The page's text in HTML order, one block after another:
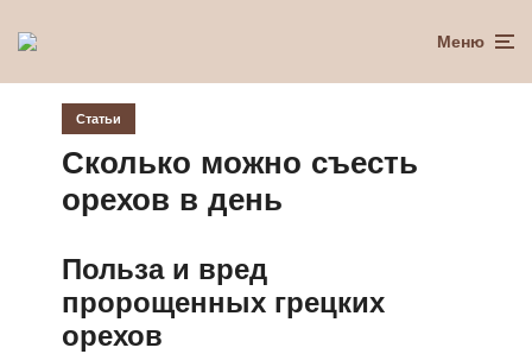
Меню
Статьи
Сколько можно съесть
орехов в день
Польза и вред
пророщенных грецких
орехов